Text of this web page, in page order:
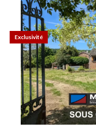
Exclusivité